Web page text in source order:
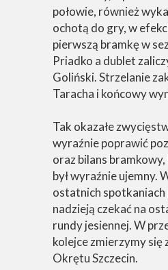
połowie, również
ochotą do gry, w
pierwszą bramkę w
Priadko a dublet
Goliński. Strzelanie
Taracha i końcowy
Tak okazałe
wyraźnie poprawić
oraz bilans
był wyraźnie ujemny.
ostatnich spotkaniach
nadzieją czekać na
rundy jesiennej. W
kolejce zmierzymy się
Okrętu Szczecin.